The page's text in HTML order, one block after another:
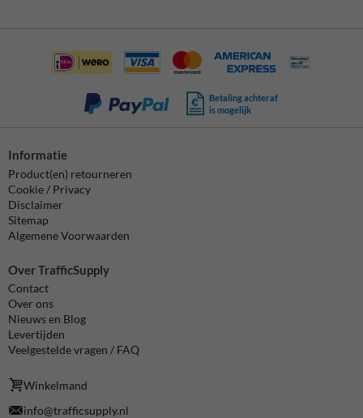
Betaling achteraf
is mogelijk
Informatie
Product(en) retourneren
Cookie / Privacy
Disclaimer
Sitemap
Algemene Voorwaarden
Over TrafficSupply
Contact
Over ons
Nieuws en Blog
Levertijden
Veelgestelde vragen / FAQ
Winkelmand
info@trafficsupply.nl